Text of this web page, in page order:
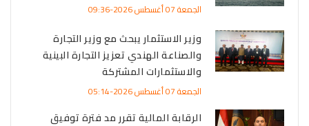
الجمعة 07 أغسطس 2026-09:36
وزير الاستثمار يبحث مع وزير التجارة
والصناعة الهندي تعزيز التجارة البينية
والاستثمارات المشتركة
الجمعة 07 أغسطس 2026-05:14
الرقابة المالية تقرر مد فترة توفيق